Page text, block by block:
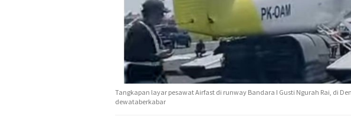
Tangkapan layar pesawat Airfast di runway Bandara I Gusti Ngurah Rai, di
dewataberkabar